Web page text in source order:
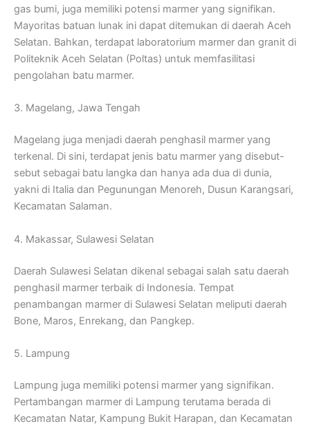
gas bumi, juga memiliki potensi marmer yang signifikan.
Mayoritas batuan lunak ini dapat ditemukan di daerah Aceh
Selatan. Bahkan, terdapat laboratorium marmer dan granit di
Politeknik Aceh Selatan (Poltas) untuk memfasilitasi
pengolahan batu marmer.
3. Magelang, Jawa Tengah
Magelang juga menjadi daerah penghasil marmer yang
terkenal. Di sini, terdapat jenis batu marmer yang disebut-
sebut sebagai batu langka dan hanya ada dua di dunia,
yakni di Italia dan Pegunungan Menoreh, Dusun Karangsari,
Kecamatan Salaman.
4. Makassar, Sulawesi Selatan
Daerah Sulawesi Selatan dikenal sebagai salah satu daerah
penghasil marmer terbaik di Indonesia. Tempat
penambangan marmer di Sulawesi Selatan meliputi daerah
Bone, Maros, Enrekang, dan Pangkep.
5. Lampung
Lampung juga memiliki potensi marmer yang signifikan.
Pertambangan marmer di Lampung terutama berada di
Kecamatan Natar, Kampung Bukit Harapan, dan Kecamatan